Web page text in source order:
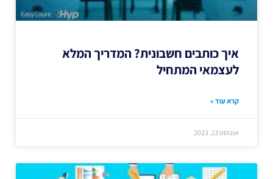
איך כותבים חשבונית? המדריך המלא
לעצמאי המתחיל
קרא עוד »
אוגוסט 13, 2023